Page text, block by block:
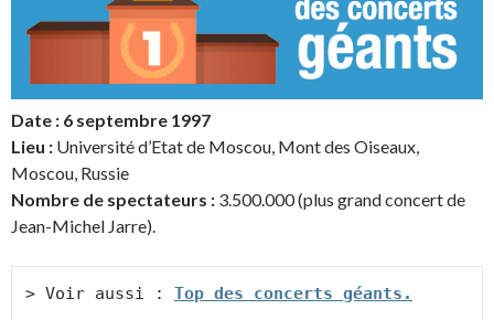
Date : 6 septembre 1997
Lieu : Université d’Etat de Moscou, Mont des Oiseaux,
Moscou, Russie
Nombre de spectateurs : 3.500.000 (plus grand concert de
Jean-Michel Jarre).
> Voir aussi : Top des concerts géants.